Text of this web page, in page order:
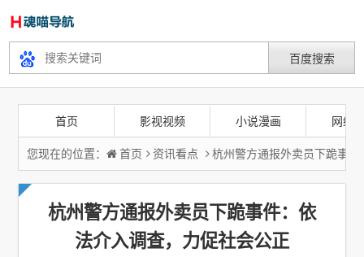
首页 影视视频 小说漫画 网络
您现在的位置： 首页 资讯看点 杭州警方通报外卖员下跪事
杭州警方通报外卖员下跪事件：依
法介入调查，力促社会公正